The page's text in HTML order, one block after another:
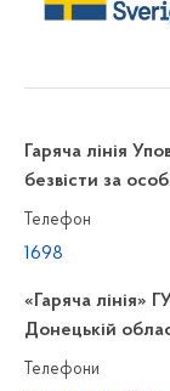
Гаряча лінія
безвісти за
Телефон
1698
«Гаряча лінія»
Донецькій
Телефони